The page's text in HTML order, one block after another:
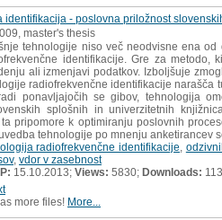
identifikacija - poslovna priložnost
master's thesis
tehnologije niso več neodvisne ena
identifikacije. Gre za metodo,
ali izmenjavi podatkov. Izboljšuje
radiofrekvenčne identifikacije
ponavljajočih se gibov, tehnologija
splošnih in univerzitetnih
pripomore k optimiranju poslovnih
tehnologije po mnenju anketirancev
radiofrekvenčne identifikacije
, vdor v zasebnost
15.10.2013; Views: 5830; Downloads: 113
more files! More...